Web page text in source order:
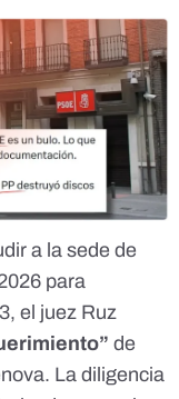
a la sede de
para
el juez Ruz
de
La diligencia